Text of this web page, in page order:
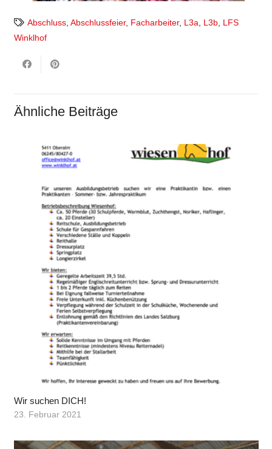
Abschluss, Abschlussfeier, Facharbeiter, L3a L3b,
LFS
Winklhof
Ähnliche Beiträge
Wir suchen DICH!
23. Februar 2021